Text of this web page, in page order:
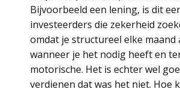
Bijvoorbeeld een lening, is dit
investeerders die zekerheid
omdat je structureel elke
wanneer je het nodig heeft en
motorische. Het is echter wel
verdienen dat was het niet. Hoe